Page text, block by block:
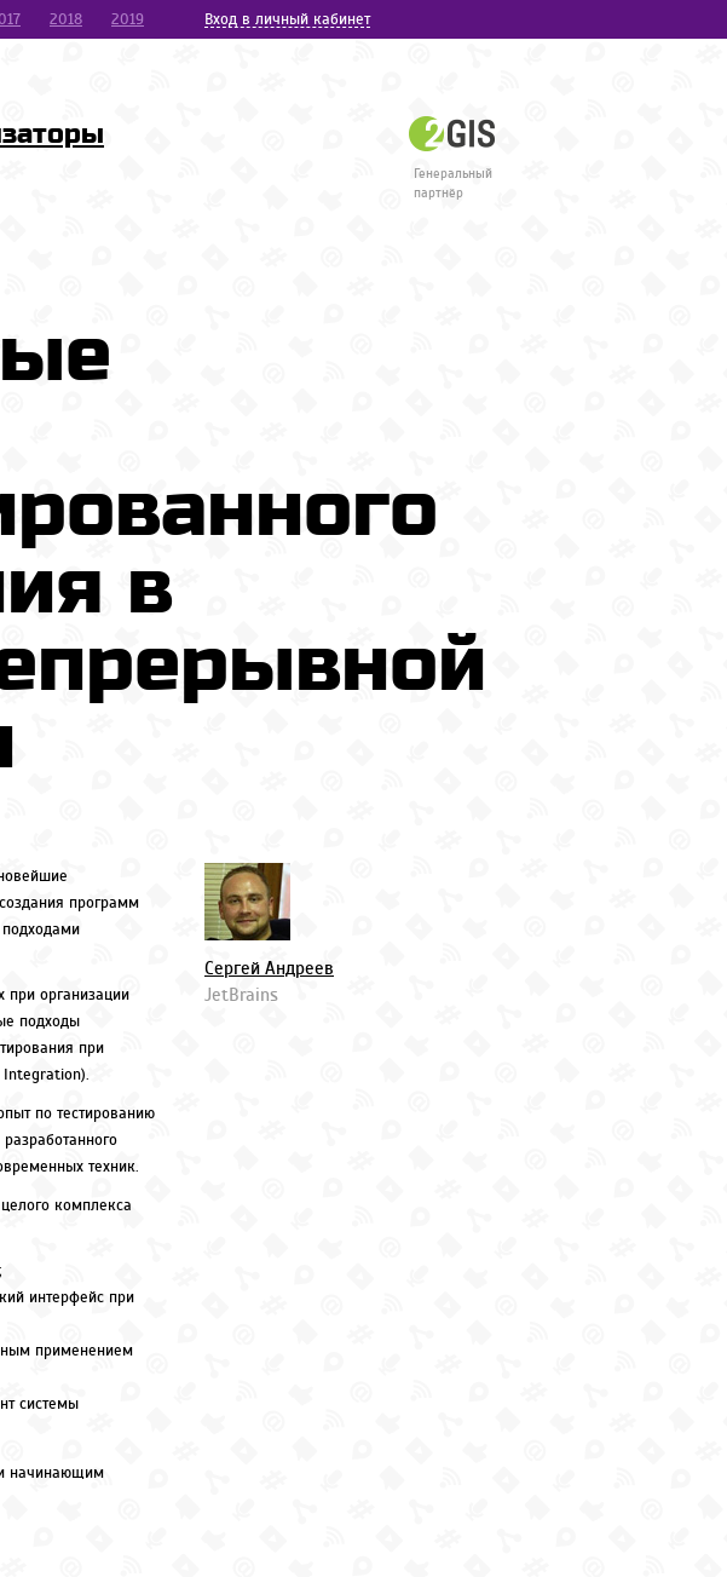
Вход в личный кабинет
2018
2019
Генеральный
партнёр
в
Сергей Андреев
JetBrains
программ
организации
подходы
при
Integration).
по тестированию
техник.
комплекса
интерфейс при
применением
системы
и начинающим